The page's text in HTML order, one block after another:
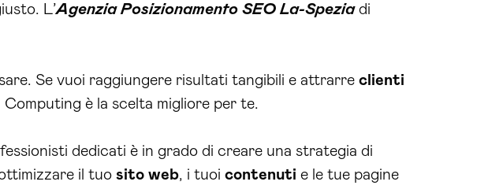
L’Agenzia Posizionamento SEO La-Speziadi
Se vuoi raggiungere risultati tangibili e attrarre clienti
è la scelta migliore per te.
dedicati è in grado di creare una strategia di
il tuo sito web, i tuoi contenuti e le tue pagine